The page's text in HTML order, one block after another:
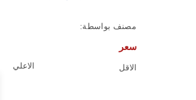
مصنف بواسطة:
سعر
الاقل الاعلي